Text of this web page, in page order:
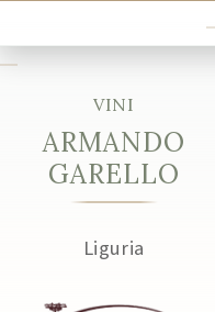
VINI
ARMANDO
GARELLO
Liguria